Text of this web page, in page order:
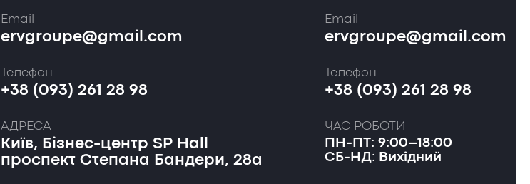
Email
ervgroupe@gmail.com
Телефон
+38 (093) 261 28 98
АДРЕСА
Київ, Бізнес-центр SP Hall
проспект Степана Бандери, 28а
Email
ervgroupe@gmail.com
Телефон
+38 (093) 261 28 98
ЧАС РОБОТИ
ПН-ПТ: 9:00–18:00
СБ-НД: Вихідний